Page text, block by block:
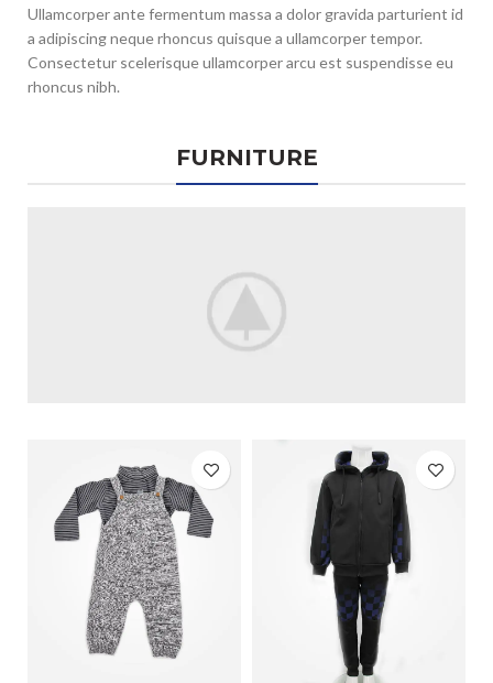
Ullamcorper ante fermentum massa a dolor gravida parturient id
a adipiscing neque rhoncus quisque a ullamcorper tempor.
Consectetur scelerisque ullamcorper arcu est suspendisse eu
rhoncus nibh.
FURNITURE